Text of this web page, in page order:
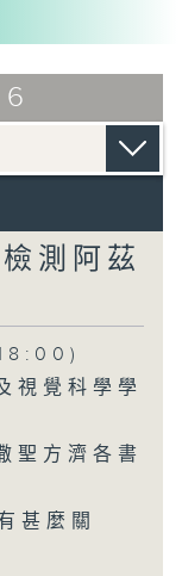
測阿茲
視覺科學學
聖方濟各書
甚麼關